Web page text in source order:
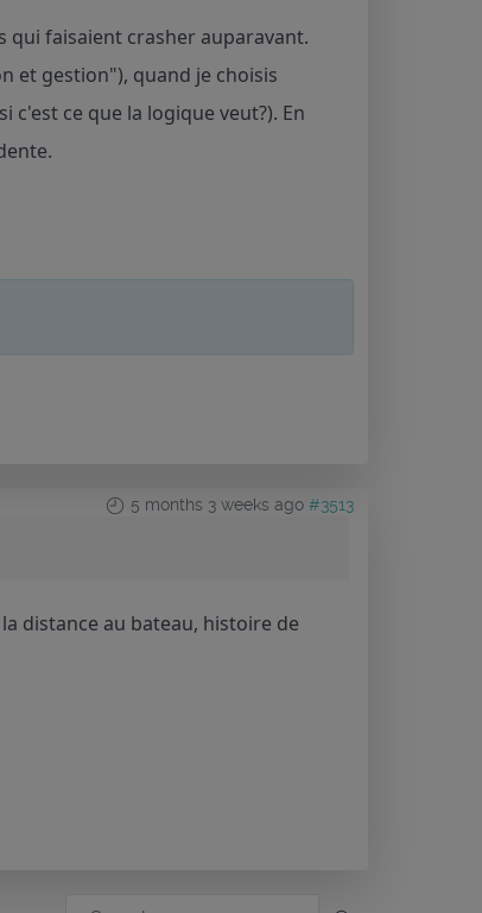
qui faisaient crasher auparavant.
et gestion"), quand je choisis
c'est ce que la logique veut?). En
5 months 3 weeks ago #3513
distance au bateau, histoire de